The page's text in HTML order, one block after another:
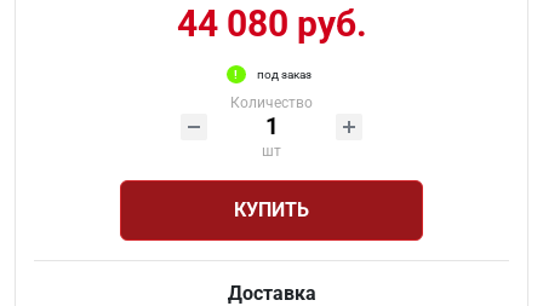
44 080 руб.
под заказ
Количество
шт
КУПИТЬ
Доставка